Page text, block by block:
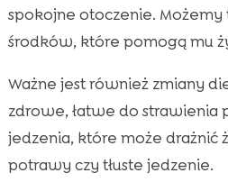
spokojne otoczenie. Możemy
środków, które pomogą mu
Ważne jest również zmiany
zdrowe, łatwe do strawienia
jedzenia, które może drażnić
potrawy czy tłuste jedzenie.